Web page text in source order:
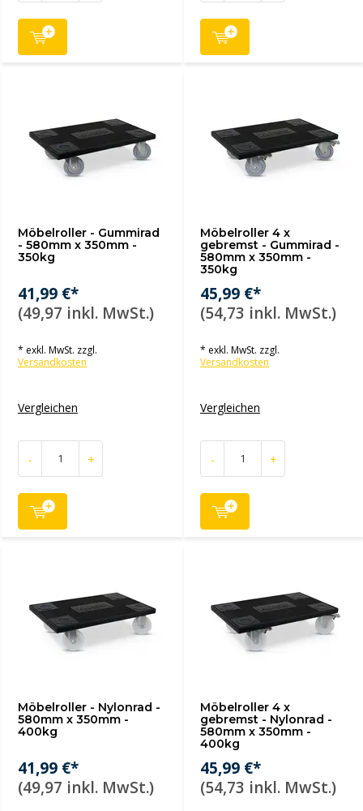
Möbelroller - Gummirad
- 580mm x 350mm -
350kg
41,99 €*
(49,97 inkl. MwSt.)
* exkl. MwSt. zzgl.
Versandkosten
Vergleichen
- +
Möbelroller 4 x
gebremst - Gummirad -
580mm x 350mm -
350kg
45,99 €*
(54,73 inkl. MwSt.)
* exkl. MwSt. zzgl.
Versandkosten
Vergleichen
- +
Möbelroller - Nylonrad -
580mm x 350mm -
400kg
41,99 €*
(49,97 inkl. MwSt.)
Möbelroller 4 x
gebremst - Nylonrad -
580mm x 350mm -
400kg
45,99 €*
(54,73 inkl. MwSt.)